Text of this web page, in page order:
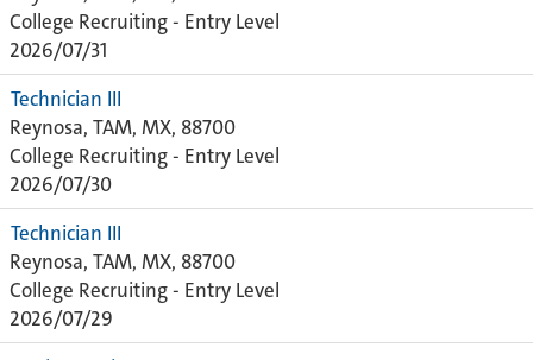
College Recruiting - Entry Level
2026/07/31
Technician III
Reynosa, TAM, MX, 88700
College Recruiting - Entry Level
2026/07/30
Technician III
Reynosa, TAM, MX, 88700
College Recruiting - Entry Level
2026/07/29